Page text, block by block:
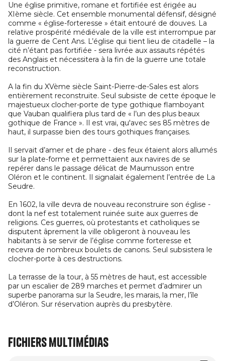
Une église primitive, romane et fortifiée est érigée au
XIème siècle. Cet ensemble monumental défensif, désigné
comme « église-forteresse » était entouré de douves. La
relative prospérité médiévale de la ville est interrompue par
la guerre de Cent Ans. L’église qui tient lieu de citadelle – la
cité n’étant pas fortifiée - sera livrée aux assauts répétés
des Anglais et nécessitera à la fin de la guerre une totale
reconstruction.
A la fin du XVème siècle Saint-Pierre-de-Sales est alors
entièrement reconstruite. Seul subsiste de cette époque le
majestueux clocher-porte de type gothique flamboyant
que Vauban qualifiera plus tard de « l’un des plus beaux
gothique de France ». Il est vrai, qu'avec ses 85 mètres de
haut, il surpasse bien des tours gothiques françaises.
Il servait d’amer et de phare - des feux étaient alors allumés
sur la plate-forme et permettaient aux navires de se
repérer dans le passage délicat de Maumusson entre
Oléron et le continent. Il signalait également l’entrée de La
Seudre.
En 1602, la ville devra de nouveau reconstruire son église -
dont la nef est totalement ruinée suite aux guerres de
religions. Ces guerres, où protestants et catholiques se
disputent âprement la ville obligeront à nouveau les
habitants à se servir de l’église comme forteresse et
recevra de nombreux boulets de canons. Seul subsistera le
clocher-porte à ces destructions.
La terrasse de la tour, à 55 mètres de haut, est accessible
par un escalier de 289 marches et permet d’admirer un
superbe panorama sur la Seudre, les marais, la mer, l’île
d’Oléron. Sur réservation auprès du presbytère.
Fichiers multimédias